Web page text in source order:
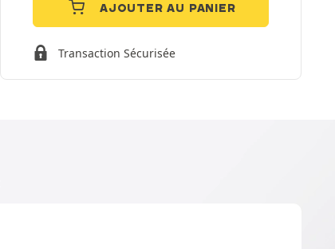
AJOUTER AU PANIER
Transaction Sécurisée